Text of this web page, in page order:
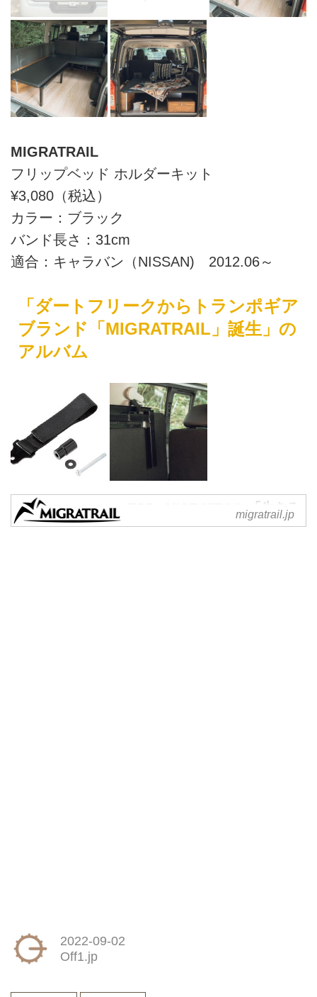
MIGRATRAIL
フリップベッド ホルダーキット
¥3,080（税込）
カラー：ブラック
バンド長さ：31cm
適合：キャラバン（NISSAN) 2012.06～
「ダートフリークからトランポギア
ブランド「MIGRATRAIL」誕生」の
アルバム
TOP - MIGRATRAIL 「生きる
ため」の「旅」をし、移動す
migratrail.jp
2022-09-02
Off1.jp